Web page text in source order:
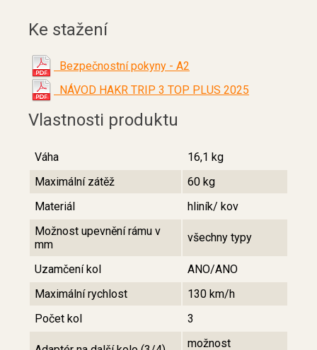
Ke stažení
Bezpečnostní pokyny - A2
NÁVOD HAKR TRIP 3 TOP PLUS 2025
Vlastnosti produktu
Váha
16,1 kg
Maximální zátěž
60 kg
Materiál
hliník/ kov
Možnost upevnění rámu v
mm
všechny typy
Uzamčení kol
ANO/ANO
Maximální rychlost
130 km/h
Počet kol
3
možnost